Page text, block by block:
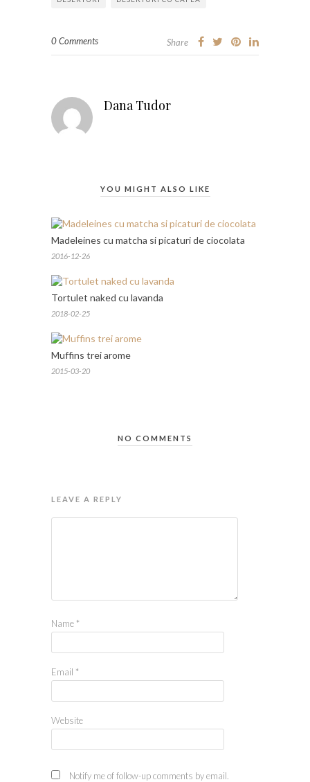
0 Comments Share
Dana Tudor
YOU MIGHT ALSO LIKE
Madeleines cu matcha si picaturi de ciocolata
2016-12-26
Tortulet naked cu lavanda
2018-02-25
Muffins trei arome
2015-03-20
NO COMMENTS
LEAVE A REPLY
Name *
Email *
Website
Notify me of follow-up comments by email.